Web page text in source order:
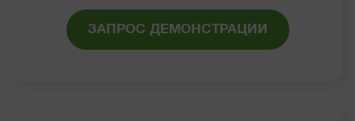
ЗАПРОС ДЕМОНСТРАЦИИ